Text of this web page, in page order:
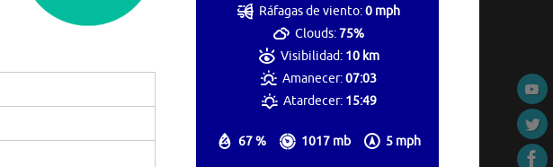
67 % 1017 mb 5 mph
Ráfagas de viento:0 mph
Clouds:75%
Visibilidad: 10 km
Amanecer:07:03
Atardecer: 15:49